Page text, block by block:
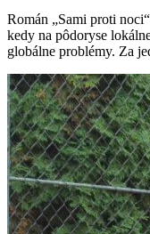
Román „Sami proti
kedy na pôdoryse
globálne problémy. Za